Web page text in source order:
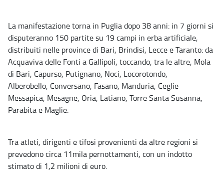
La manifestazione torna in Puglia dopo 38 anni: in 7 giorni si
disputeranno 150 partite su 19 campi in erba artificiale,
distribuiti nelle province di Bari, Brindisi, Lecce e Taranto: da
Acquaviva delle Fonti a Gallipoli, toccando, tra le altre, Mola
di Bari, Capurso, Putignano, Noci, Locorotondo,
Alberobello, Conversano, Fasano, Manduria, Ceglie
Messapica, Mesagne, Oria, Latiano, Torre Santa Susanna,
Parabita e Maglie.
Tra atleti, dirigenti e tifosi provenienti da altre regioni si
prevedono circa 11mila pernottamenti, con un indotto
stimato di 1,2 milioni di euro.